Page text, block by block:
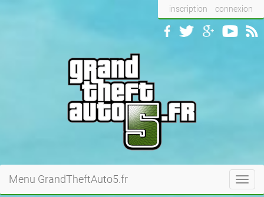
inscription connexion
Menu GrandTheftAuto5.fr